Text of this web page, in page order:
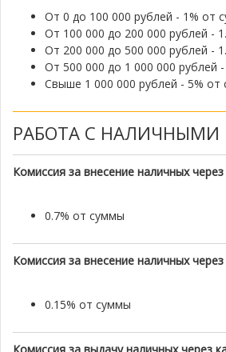
От 0 до 100 000 рублей - 1% от
От 100 000 до 200 000 рублей -
От 200 000 до 500 000 рублей -
От 500 000 до 1 000 000 рублей
Свыше 1 000 000 рублей - 5% от
РАБОТА С НАЛИЧНЫМИ
Комиссия за внесение наличных через
0.7% от суммы
Комиссия за внесение наличных
0.15% от суммы